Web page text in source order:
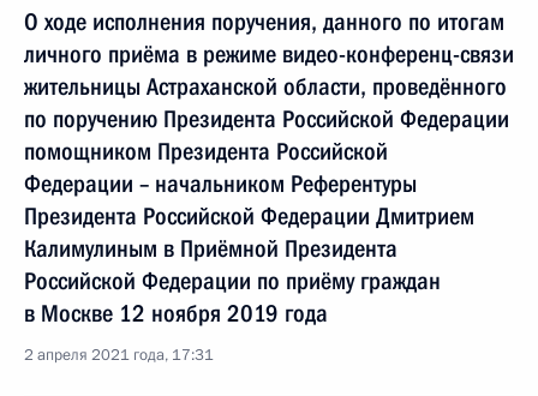
О ходе исполнения поручения, данного по итогам
личного приёма в режиме видео-конференц-связи
жительницы Астраханской области, проведённого
по поручению Президента Российской Федерации
помощником Президента Российской
Федерации – начальником Референтуры
Президента Российской Федерации Дмитрием
Калимулиным в Приёмной Президента
Российской Федерации по приёму граждан
в Москве 12 ноября 2019 года
2 апреля 2021 года, 17:31